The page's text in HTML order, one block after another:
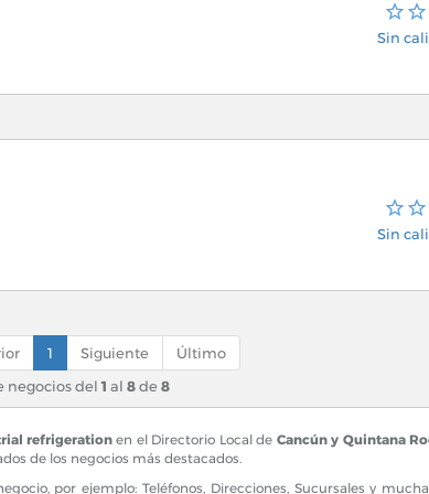
Sin
Sin
1 Siguiente
Último
negocios del1 al 8de 8
refrigeration en el Directorio Local de Cancún y Quintana
de los negocios más destacados.
por ejemplo: Teléfonos, Direcciones, Sucursales y